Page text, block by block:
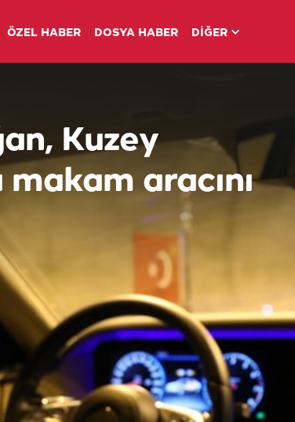
ÖZEL HABER DOSYA HABER DİĞER
Kuzey
aracını